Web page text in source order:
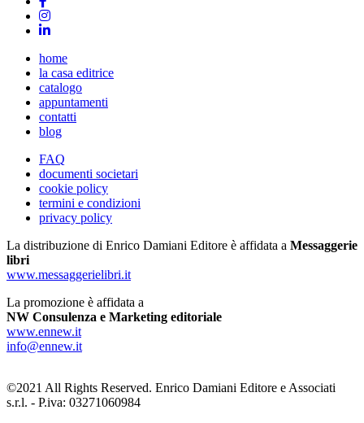
home
la casa editrice
catalogo
appuntamenti
contatti
blog
FAQ
documenti societari
cookie policy
termini e condizioni
privacy policy
La distribuzione di Enrico Damiani Editore è affidata a Messaggerie
libri
www.messaggerielibri.it
La promozione è affidata a
NW Consulenza e Marketing editoriale
www.ennew.it
info@ennew.it
©2021 All Rights Reserved. Enrico Damiani Editore e Associati
s.r.l. - P.iva: 03271060984